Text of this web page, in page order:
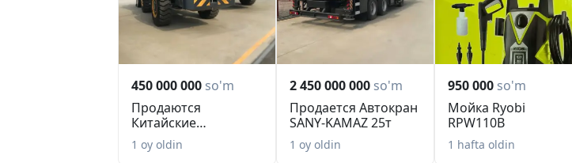
Telegram: Salokhiddin_123
Caterpillar, Zoomlion,XCMG,XGMA,VOLVO
450 000 000 so'm
Продаются
Китайские
Фронтальные
погрузчики
1 oy oldin
2 450 000 000 so'm
Продается Автокран
SANY-KAMAZ 25т
1 oy oldin
950 000 so'm
Мойка Ryobi
RPW110B
1 hafta oldin